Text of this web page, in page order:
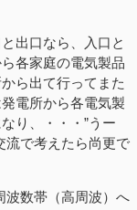
出口なら、入口と
各家庭の電気製品
ら出て行ってまた
電所から各電気製
り、・・・”うー
流で考えたら尚更で
波数帯（高周波）へ